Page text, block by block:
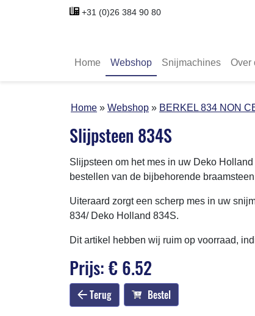
+31 (0)26 384 90 80
Home Webshop Snijmachines Over
Home Webshop BERKEL 834 NON
Slijpsteen 834S
Slijpsteen om het mes in uw Deko
bestellen van de bijbehorende
Uiteraard zorgt een scherp mes in uw
834/ Deko Holland 834S.
Dit artikel hebben wij ruim op voorraad,
Prijs: € 6.52
Terug Bestel